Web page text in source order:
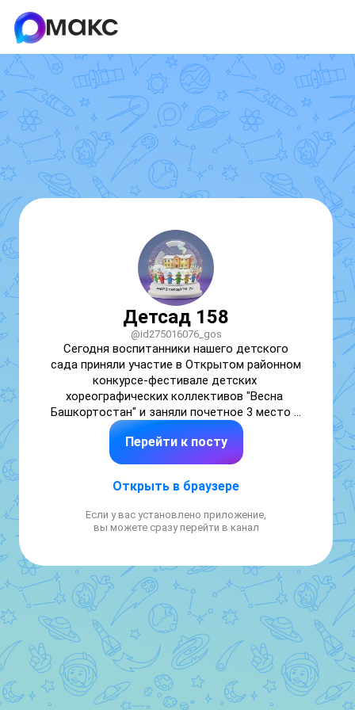
Детсад 158
@id275016076_gos
Сегодня воспитанники нашего детского
сада приняли участие в Открытом районном
конкурсе-фестивале детских
хореографических коллективов "Весна
Башкортостан" и заняли почетное 3 место в
номинации Танец Победы". Музыкальный
руководитель Уварова Екатерина
Дмитриевна. Поздравляем наших деток,
творческих успехов и побед.
Перейти к посту
Открыть в браузере
Если у вас установлено приложение,
вы можете сразу перейти в канал